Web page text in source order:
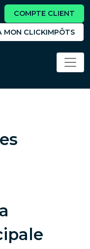
COMPTE CLIENT
MON CLICKIMPÔTS